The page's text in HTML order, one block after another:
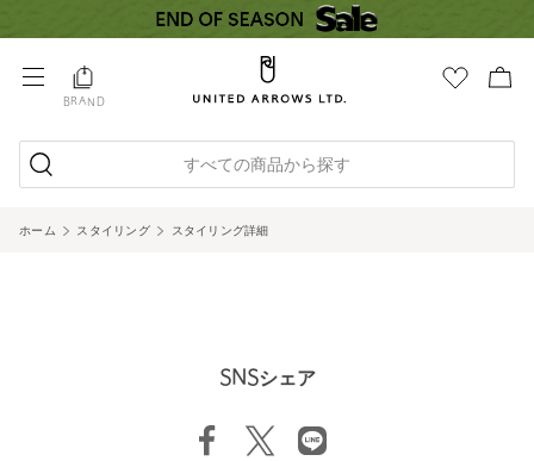
BRAND
すべての商品から探す
ホーム スタイリング スタイリング詳細
SNSシェア